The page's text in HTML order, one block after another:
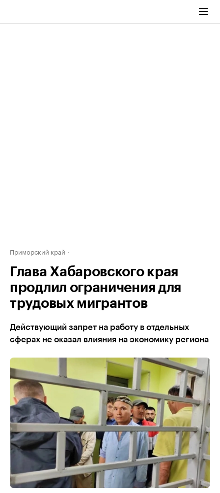
Приморский край
Глава Хабаровского края
продлил ограничения для
трудовых мигрантов
Действующий запрет на работу в отдельных
сферах не оказал влияния на экономику региона